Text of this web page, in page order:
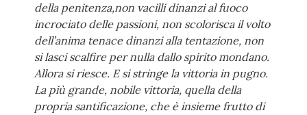
della penitenza,non vacilli dinanzi al fuoco
incrociato delle passioni, non scolorisca il volto
dell’anima tenace dinanzi alla tentazione, non
si lasci scalfire per nulla dallo spirito mondano.
Allora si riesce. E si stringe la vittoria in pugno.
La più grande, nobile vittoria, quella della
propria santificazione, che è insieme frutto di